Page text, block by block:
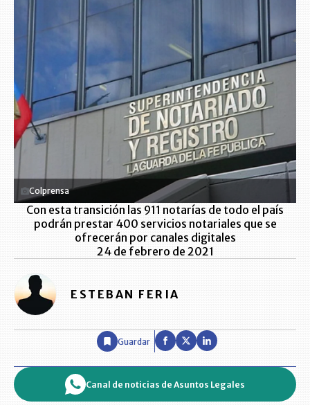
Colprensa
Con esta transición las 911 notarías de todo el país
podrán prestar 400 servicios notariales que se
ofrecerán por canales digitales
24 de febrero de 2021
ESTEBAN FERIA
Guardar
Canal de noticias de Asuntos Legales